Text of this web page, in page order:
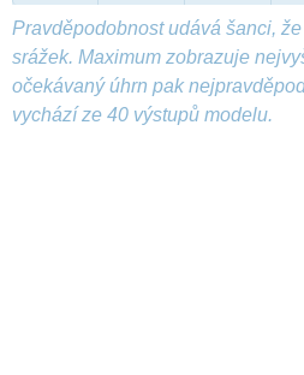
Pravděpodobnost udává šanci,
srážek. Maximum zobrazuje
očekávaný úhrn pak
vychází ze 40 výstupů modelu.